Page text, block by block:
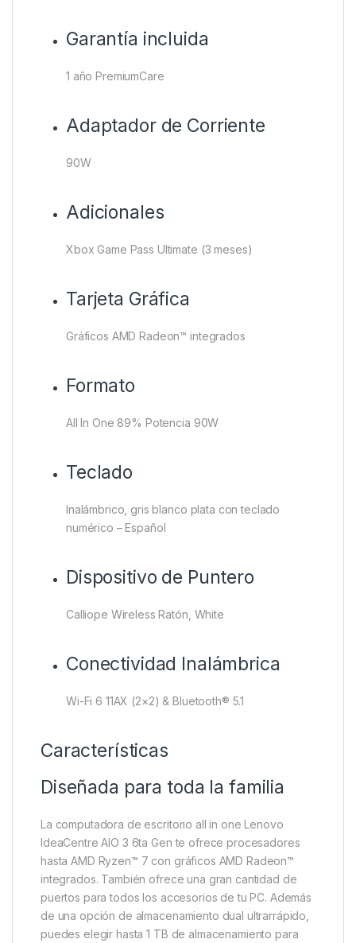
Garantía incluida
1 año PremiumCare
Adaptador de Corriente
90W
Adicionales
Xbox Game Pass Ultimate (3 meses)
Tarjeta Gráfica
Gráficos AMD Radeon™ integrados
Formato
All In One 89% Potencia 90W
Teclado
Inalámbrico, gris blanco plata con teclado
numérico – Español
Dispositivo de Puntero
Calliope Wireless Ratón, White
Conectividad Inalámbrica
Wi-Fi 6 11AX (2×2) & Bluetooth® 5.1
Características
Diseñada para toda la familia
La computadora de escritorio all in one Lenovo
IdeaCentre AIO 3 6ta Gen te ofrece procesadores
hasta AMD Ryzen™ 7 con gráficos AMD Radeon™
integrados. También ofrece una gran cantidad de
puertos para todos los accesorios de tu PC. Además
de una opción de almacenamiento dual ultrarrápido,
puedes elegir hasta 1 TB de almacenamiento para